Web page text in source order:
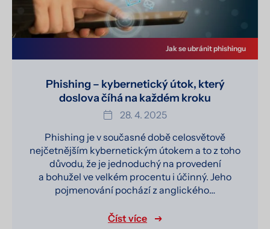
Jak se ubránit phishingu
Phishing – kybernetický útok, který
doslova číhá na každém kroku
28. 4. 2025
Phishing je v současné době celosvětově
nejčetnějším kybernetickým útokem a to z toho
důvodu, že je jednoduchý na provedení
a bohužel ve velkém procentu i účinný. Jeho
pojmenování pochází z anglického…
Číst více